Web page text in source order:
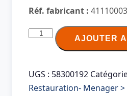
Réf. fabricant : 41110003
quantité
Portemanteau
WALL
AJOUTER
UGS : 58300192
Restauration- Menager